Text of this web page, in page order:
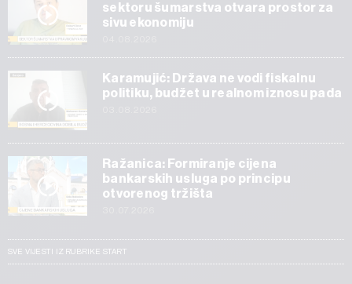
sektoru šumarstva otvara prostor za
sivu ekonomiju
Karamujić: Država ne vodi fiskalnu
politiku, budžet u realnom iznosu pada
Ražanica: Formiranje cijena
bankarskih usluga po principu
otvorenog tržišta
SVE VIJESTI IZ RUBRIKE START